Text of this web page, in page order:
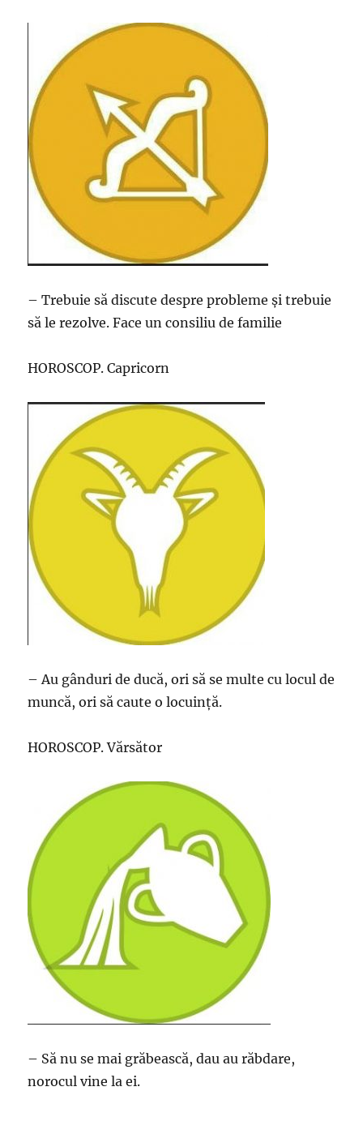
– Trebuie să discute despre probleme și trebuie
să le rezolve. Face un consiliu de familie
HOROSCOP. Capricorn
– Au gânduri de ducă, ori să se multe cu locul de
muncă, ori să caute o locuință.
HOROSCOP. Vărsător
– Să nu se mai grăbească, dau au răbdare,
norocul vine la ei.